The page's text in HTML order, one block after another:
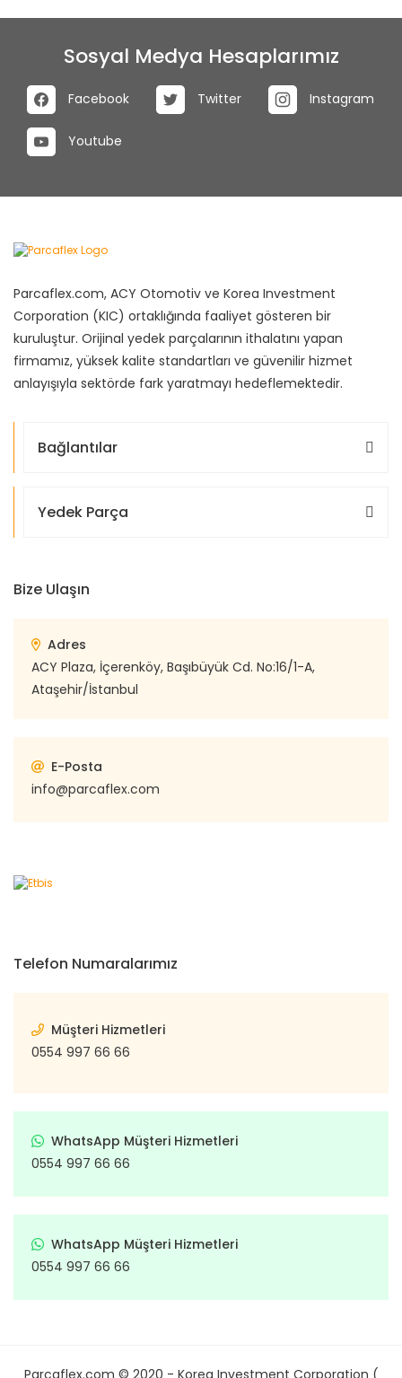
Sosyal Medya Hesaplarımız
Facebook Twitter Instagram
Youtube
Parcaflex.com, ACY Otomotiv ve Korea Investment
Corporation (KIC) ortaklığında faaliyet gösteren bir
kuruluştur. Orijinal yedek parçalarının ithalatını yapan
firmamız, yüksek kalite standartları ve güvenilir hizmet
anlayışıyla sektörde fark yaratmayı hedeflemektedir.
Bağlantılar
Yedek Parça
Bize Ulaşın
Adres
ACY Plaza, İçerenköy, Başıbüyük Cd. No:16/1-A,
Ataşehir/İstanbul
E-Posta
info@parcaflex.com
Telefon Numaralarımız
Müşteri Hizmetleri
0554 997 66 66
WhatsApp Müşteri Hizmetleri
0554 997 66 66
WhatsApp Müşteri Hizmetleri
0554 997 66 66
Parcaflex.com © 2020 - Korea Investment Corporation (